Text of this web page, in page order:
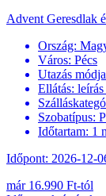
Advent Geresdlak
Ország:
Város: Pécs
Utazás
Ellátás:
Szobatípus:
Időtartam: 1
Időpont: 2026-12-
már 16.990 Ft-tól